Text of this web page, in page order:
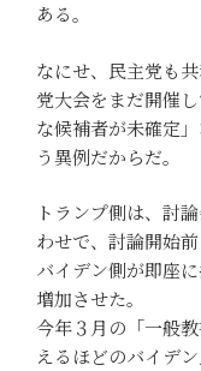
ある。
なにせ、民主党も
党大会をまだ開催
な候補者が未確定
う異例だからだ。
トランプ側は、討
わせで、討論開始
バイデン側が即座
増加させた。
今年３月の「一般
えるほどのバイデ